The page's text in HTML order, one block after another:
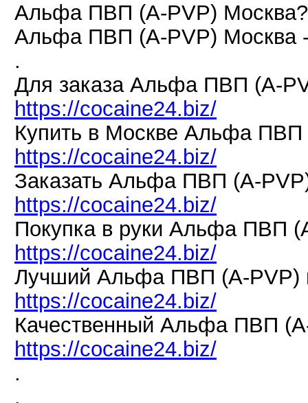
Альфа ПВП (A-PVP) Москва?
Альфа ПВП (A-PVP) Москва
.
Для заказа Альфа ПВП (A-
https://cocaine24.biz/
Купить в Москве Альфа
https://cocaine24.biz/
Заказать Альфа ПВП (A-
https://cocaine24.biz/
Покупка в руки Альфа ПВП
https://cocaine24.biz/
Лучший Альфа ПВП (A-PVP)
https://cocaine24.biz/
Качественный Альфа ПВП
https://cocaine24.biz/
.
.